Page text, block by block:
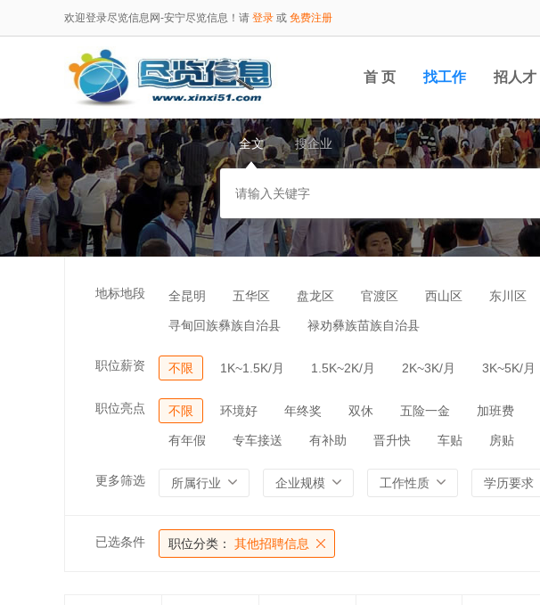
欢迎登录尽览信息网-安宁尽览信息！请 登录 或 免费注册
首 页 找工作 招人才
全文 搜企业
地标地段 全昆明 五华区 盘龙区 官渡区 西山区 东川区
寻甸回族彝族自治县 禄劝彝族苗族自治县
职位薪资 不限 1K~1.5K/月 1.5K~2K/月 2K~3K/月 3K~5K/月
职位亮点 不限 环境好 年终奖 双休 五险一金 加班费
有年假 专车接送 有补助 晋升快 车贴 房贴
更多筛选 所属行业 企业规模 工作性质 学历要求
已选条件 职位分类： 其他招聘信息